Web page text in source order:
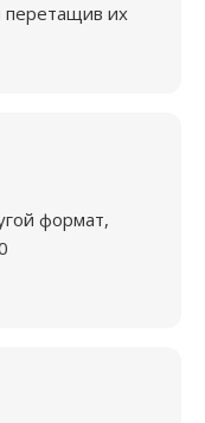
перетащив их
формат,